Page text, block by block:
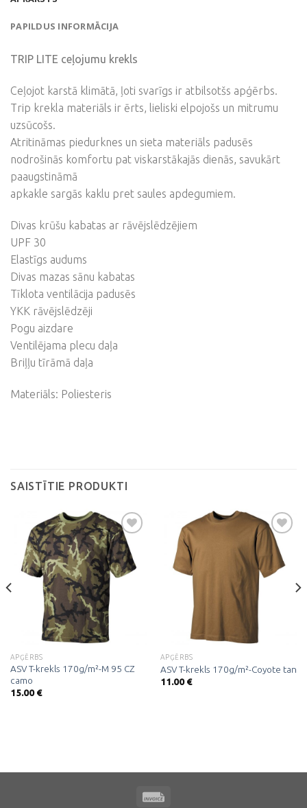
PAPILDUS INFORMĀCIJA
TRIP LITE ceļojumu krekls
Ceļojot karstā klimātā, ļoti svarīgs ir atbilsotšs apģērbs.
Trip krekla materiāls ir ērts, lieliski elpojošs un mitrumu
uzsūcošs.
Atritināmas piedurknes un sieta materiāls padusēs
nodrošinās komfortu pat viskarstākajās dienās, savukārt
paaugstināmā
apkakle sargās kaklu pret saules apdegumiem.
Divas krūšu kabatas ar rāvējslēdzējiem
UPF 30
Elastīgs audums
Divas mazas sānu kabatas
Tīklota ventilācija padusēs
YKK rāvējslēdzēji
Pogu aizdare
Ventilējama plecu daļa
Briļļu tīrāmā daļa
Materiāls: Poliesteris
SAISTĪTIE PRODUKTI
Pievienot
vēlmju
sarakstam
APĢĒRBS
ASV T-krekls 170g/m²-M 95 CZ
camo
15.00€
Pievienot
vēlmju
sarakstam
APĢĒRBS
ASV T-krekls 170g/m²-Coyote tan
11.00€